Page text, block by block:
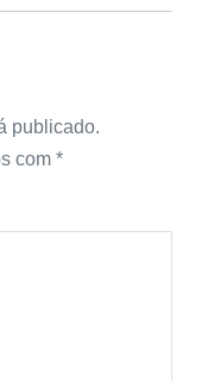
publicado.
com *